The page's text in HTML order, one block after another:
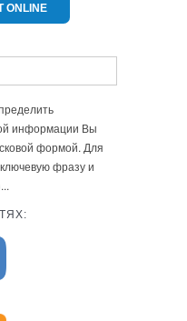
информации Вы
формой. Для
фразу и